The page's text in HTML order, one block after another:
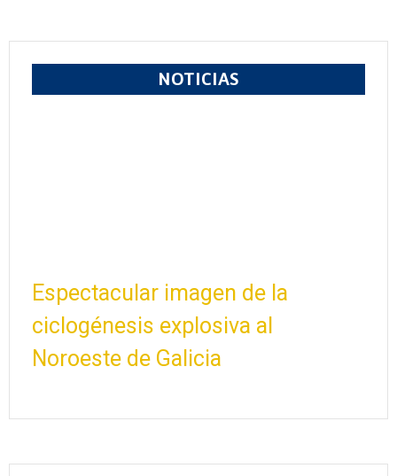
NOTICIAS
Espectacular imagen de la
ciclogénesis explosiva al
Noroeste de Galicia